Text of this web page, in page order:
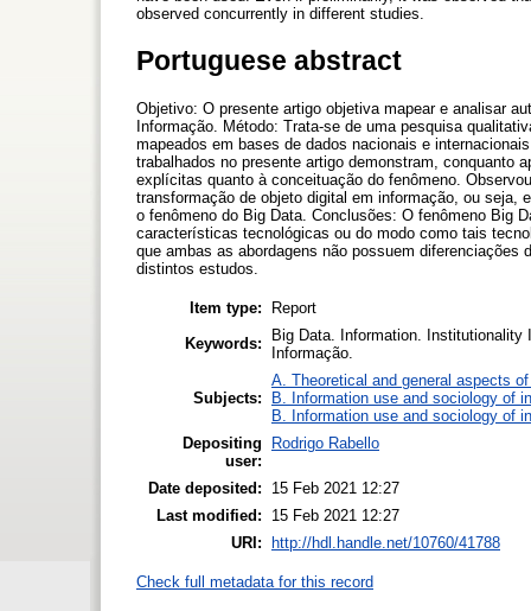
observed concurrently in different studies.
Portuguese abstract
Objetivo: O presente artigo objetiva mapear e analisar
Informação. Método: Trata-se de uma pesquisa
mapeados em bases de dados nacionais e
trabalhados no presente artigo demonstram, conquanto
explícitas quanto à conceituação do fenômeno.
transformação de objeto digital em informação, ou seja,
o fenômeno do Big Data. Conclusões: O fenômeno Big
características tecnológicas ou do modo como tais
que ambas as abordagens não possuem
distintos estudos.
Item type:
Report
Keywords:
Big Data. Information.
Informação.
Subjects:
A. Theoretical and general aspects
B. Information use and sociology of
B. Information use and sociology of
Depositing
user:
Rodrigo Rabello
Date deposited:
15 Feb 2021 12:27
Last modified:
15 Feb 2021 12:27
URI:
http://hdl.handle.net/10760/41788
Check full metadata for this record